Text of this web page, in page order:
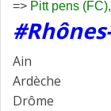
=> Pitt pens
Ain
Ardèche
Drôme